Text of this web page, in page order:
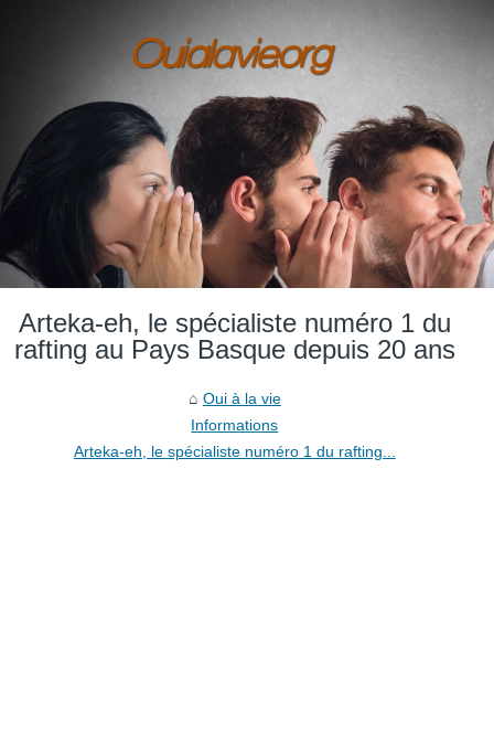
Arteka-eh, le spécialiste numéro 1 du
rafting au Pays Basque depuis 20 ans
Oui à la vie
Informations
Arteka-eh, le spécialiste numéro 1 du rafting...